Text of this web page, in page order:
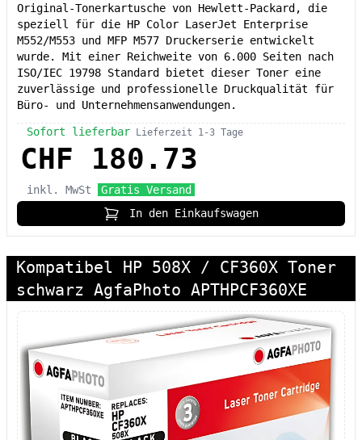
Original-Tonerkartusche von Hewlett-Packard, die
speziell für die HP Color LaserJet Enterprise
M552/M553 und MFP M577 Druckerserie entwickelt
wurde. Mit einer Reichweite von 6.000 Seiten nach
ISO/IEC 19798 Standard bietet dieser Toner eine
zuverlässige und professionelle Druckqualität für
Büro- und Unternehmensanwendungen.
Sofort lieferbar Lieferzeit 1-3 Tage
CHF 180.73
inkl. MwSt
Gratis Versand
In den Einkaufswagen
Kompatibel HP 508X / CF360X Toner
schwarz AgfaPhoto APTHPCF360XE